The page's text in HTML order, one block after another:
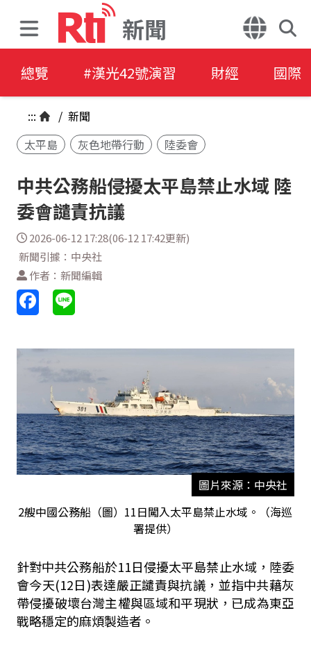
新聞
總覽 #漢光42號演習 財經 國際
::: / 新聞
太平島
灰色地帶行動 陸委會
中共公務船侵擾太平島禁止水域 陸
委會譴責抗議
2026-06-12 17:28(06-12 17:42更新)
新聞引據：中央社
作者：新聞編輯
圖片來源：中央社
2艘中國公務船（圖）11日闖入太平島禁止水域。（海巡
署提供）
針對中共公務船於11日侵擾太平島禁止水域，陸委
會今天(12日)表達嚴正譴責與抗議，並指中共藉灰
帶侵擾破壞台灣主權與區域和平現狀，已成為東亞
戰略穩定的麻煩製造者。